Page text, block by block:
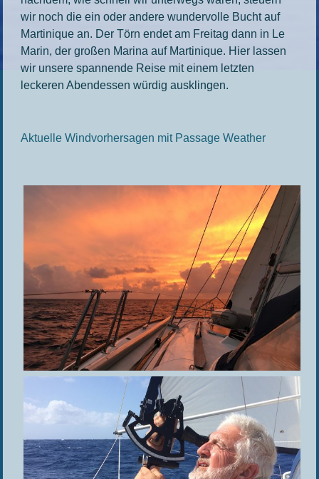
wir noch die ein oder andere wundervolle Bucht auf
Martinique an. Der Törn endet am Freitag dann in Le
Marin, der großen Marina auf Martinique. Hier lassen
wir unsere spannende Reise mit einem letzten
leckeren Abendessen würdig ausklingen.
Aktuelle Windvorhersagen mit Passage Weather